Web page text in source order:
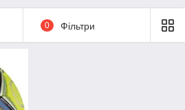
0 Фільтри